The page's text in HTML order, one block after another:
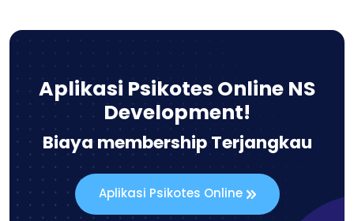
Aplikasi Psikotes Online NS
Development!
Biaya membership Terjangkau
Aplikasi Psikotes Online